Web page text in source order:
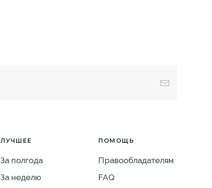
ЛУЧШЕЕ
За полгода
За неделю
ПОМОЩЬ
Правообладателям
FAQ